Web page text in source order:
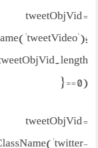
tweetObjVid =
== 0) {
tweetObjVid =